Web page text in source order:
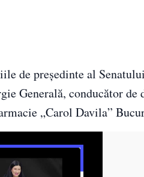
de preşedinte al Senatului
Generală, conducător de
„Carol Davila”